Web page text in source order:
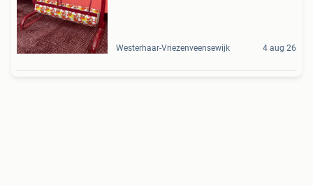
Westerhaar-Vriezenveensewijk 4 aug 26